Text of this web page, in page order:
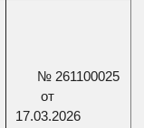
№ 261100025
от
17.03.2026